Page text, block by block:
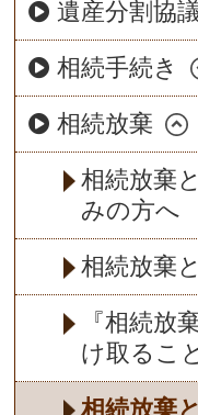
遺産分割協
相続手続き
相続放棄
相続放棄
みの方へ
相続放棄
『相続放
け取るこ
相続放棄